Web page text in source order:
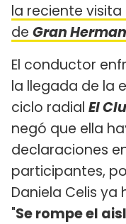
la reciente
de Gran
El conductor
la llegada de la
ciclo radial El
negó que ella
declaraciones
participantes,
Daniela Celis ya
"Se rompe el